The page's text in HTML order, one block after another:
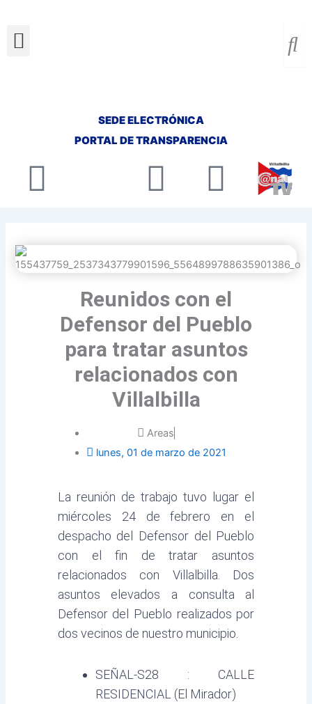
Menu
SEDE ELECTRÓNICA
PORTAL DE TRANSPARENCIA
FacebookYoutube
Reunidos con el
Defensor del Pueblo
para tratar asuntos
relacionados con
Villalbilla
Areas
lunes, 01 de marzo de 2021
La reunión de trabajo tuvo lugar el
miércoles 24 de febrero en el
despacho del Defensor del Pueblo
con el fin de tratar asuntos
relacionados con Villalbilla. Dos
asuntos elevados a consulta al
Defensor del Pueblo realizados por
dos vecinos de nuestro municipio.
SEÑAL-S28 : CALLE
RESIDENCIAL (El Mirador)